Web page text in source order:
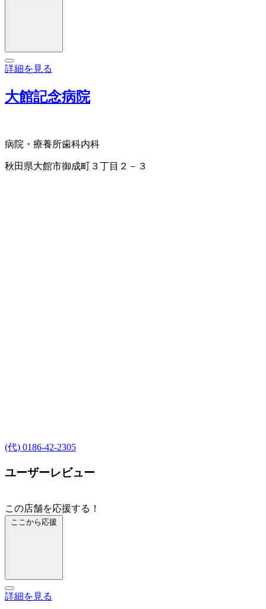
詳細を見る
大館記念病院
病院・療養所歯科内科
秋田県大館市御成町３丁目２－３
(代) 0186-42-2305
ユーザーレビュー
この店舗を応援する！
ここから応援
詳細を見る